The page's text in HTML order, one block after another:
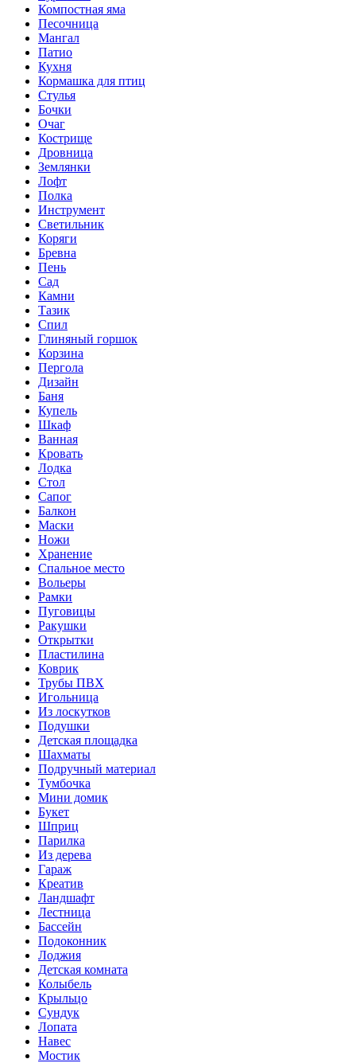
Компостная яма
Песочница
Мангал
Патио
Кухня
Кормашка для птиц
Стулья
Бочки
Очаг
Кострище
Дровница
Землянки
Лофт
Полка
Инструмент
Светильник
Коряги
Бревна
Пень
Сад
Камни
Тазик
Спил
Глиняный горшок
Корзина
Пергола
Дизайн
Баня
Купель
Шкаф
Ванная
Кровать
Лодка
Стол
Сапог
Балкон
Маски
Ножи
Хранение
Спальное место
Вольеры
Рамки
Пуговицы
Ракушки
Открытки
Пластилина
Коврик
Трубы ПВХ
Игольница
Из лоскутков
Подушки
Детская площадка
Шахматы
Подручный материал
Тумбочка
Мини домик
Букет
Шприц
Парилка
Из дерева
Гараж
Креатив
Ландшафт
Лестница
Бассейн
Подоконник
Лоджия
Детская комната
Колыбель
Крыльцо
Сундук
Лопата
Навес
Мостик